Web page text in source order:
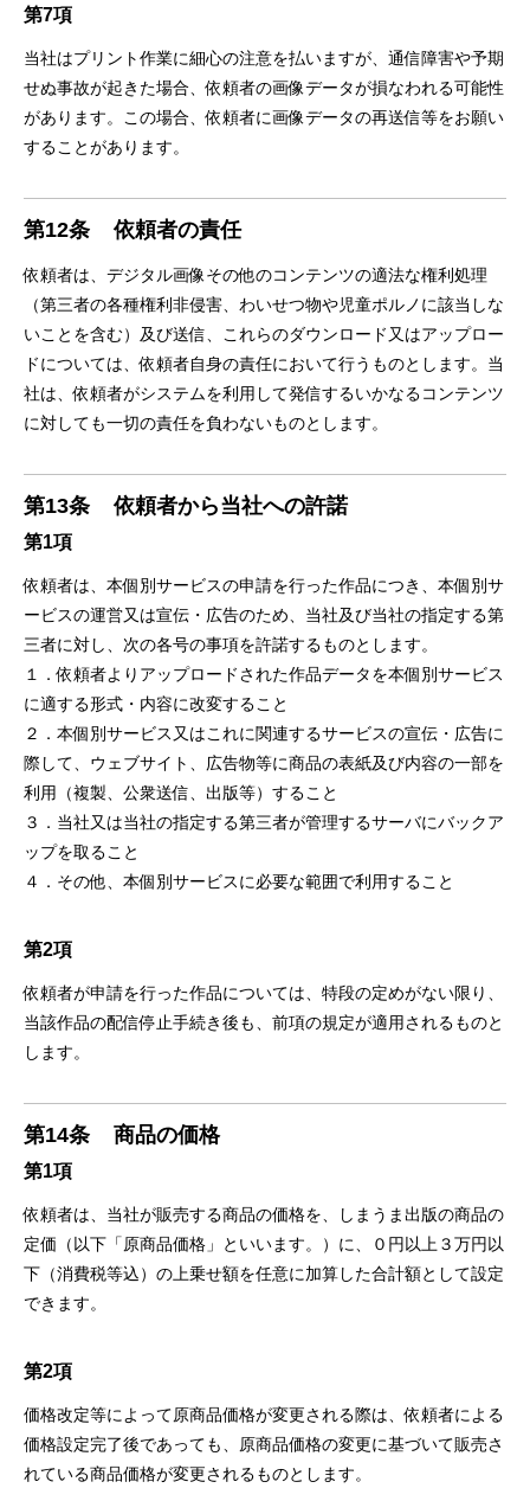
第7項
当社はプリント作業に細⼼の注意を払いますが、通信障害や予期
せぬ事故が起きた場合、依頼者の画像データが損なわれる可能性
があります。この場合、依頼者に画像データの再送信等をお願い
することがあります。
第12条 依頼者の責任
依頼者は、デジタル画像その他のコンテンツの適法な権利処理
（第三者の各種権利⾮侵害、わいせつ物や児童ポルノに該当しな
いことを含む）及び送信、これらのダウンロード⼜はアップロー
ドについては、依頼者⾃⾝の責任において⾏うものとします。当
社は、依頼者がシステムを利⽤して発信するいかなるコンテンツ
に対しても⼀切の責任を負わないものとします。
第13条 依頼者から当社への許諾
第1項
依頼者は、本個別サービスの申請を⾏った作品につき、本個別サ
ービスの運営⼜は宣伝・広告のため、当社及び当社の指定する第
三者に対し、次の各号の事項を許諾するものとします。
１．依頼者よりアップロードされた作品データを本個別サービス
に適する形式・内容に改変すること
２．本個別サービス⼜はこれに関連するサービスの宣伝・広告に
際して、ウェブサイト、広告物等に商品の表紙及び内容の⼀部を
利⽤（複製、公衆送信、出版等）すること
３．当社⼜は当社の指定する第三者が管理するサーバにバックア
ップを取ること
４．その他、本個別サービスに必要な範囲で利⽤すること
第2項
依頼者が申請を⾏った作品については、特段の定めがない限り、
当該作品の配信停⽌⼿続き後も、前項の規定が適⽤されるものと
します。
第14条 商品の価格
第1項
依頼者は、当社が販売する商品の価格を、しまうま出版の商品の
定価（以下「原商品価格」といいます。）に、０円以上３万円以
下（消費税等込）の上乗せ額を任意に加算した合計額として設定
できます。
第2項
価格改定等によって原商品価格が変更される際は、依頼者による
価格設定完了後であっても、原商品価格の変更に基づいて販売さ
れている商品価格が変更されるものとします。